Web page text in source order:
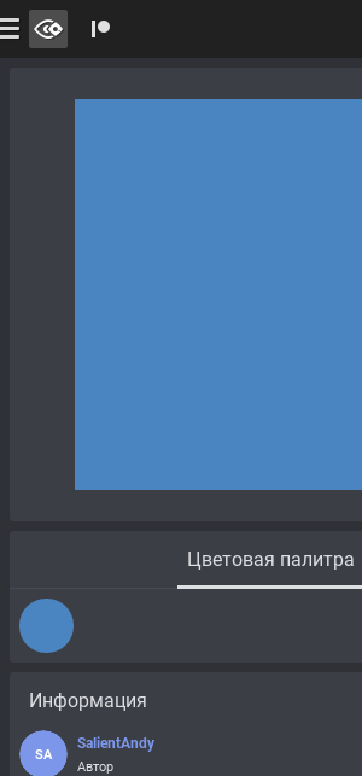
Цветовая палитра
Информация
SA
SalientAndy
Автор